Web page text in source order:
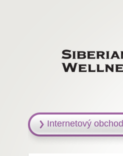
Internetový obchod